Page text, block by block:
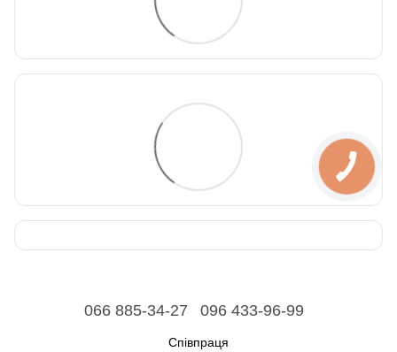
066 885-34-27 096 433-96-99
Співпраця